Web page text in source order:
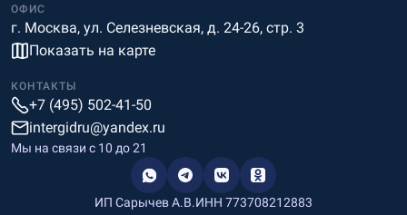
ОФИС
г. Москва, ул. Селезневская, д. 24-26, стр. 3
Показать на карте
КОНТАКТЫ
+7 (495) 502-41-50
intergidru@yandex.ru
Мы на связи c 10 до 21
ИП Сарычев А.В.ИНН 773708212883